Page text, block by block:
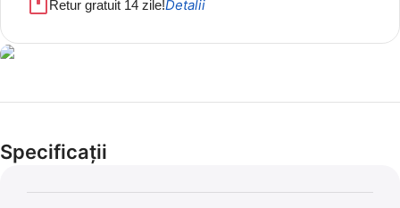
Retur gratuit 14 zile!Detalii
Cel mai mic preț!
56,86 LEI
Specificații